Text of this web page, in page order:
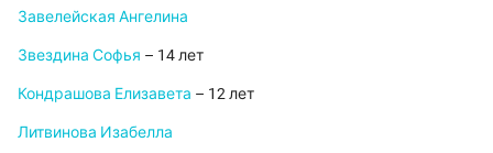
Завелейская Ангелина
Звездина Софья – 14 лет
Кондрашова Елизавета – 12 лет
Литвинова Изабелла